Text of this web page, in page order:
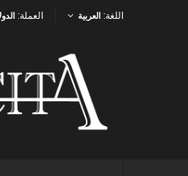
اللغة: العربية العملة: